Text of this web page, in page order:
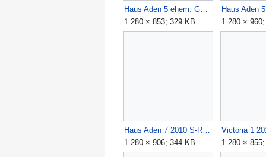
Haus Aden 5 ehem. Gelaende.JPG
1.280 × 853; 329 KB
Haus Aden
1.280 ×
1.280 × 906; 344 KB
1.280 ×